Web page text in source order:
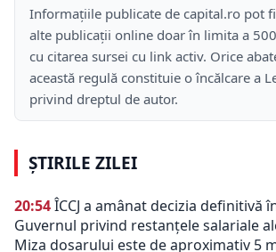
Informațiile publicate de capital.ro pot
alte publicații online doar în limita a
cu citarea sursei cu link activ. Orice
această regulă constituie o încălcare a
privind dreptul de autor.
ȘTIRILE ZILEI
20:54ÎCCJ a amânat decizia definitivă
Guvernul privind restanțele salariale
Miza dosarului este de aproximativ 5